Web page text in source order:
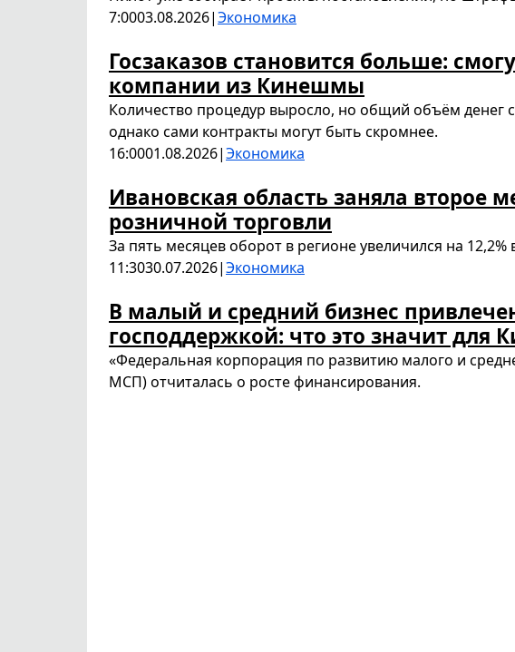
7:0003.08.2026|Экономика
Госзаказов становится больше:
компании из Кинешмы
Количество процедур выросло, но общий объём денег
однако сами контракты могут быть скромнее.
16:0001.08.2026|Экономика
Ивановская область заняла второе
розничной торговли
За пять месяцев оборот в регионе увеличился на
11:3030.07.2026|Экономика
В малый и средний бизнес
господдержкой: что это значит для
«Федеральная корпорация по развитию малого и
МСП) отчиталась о росте финансирования.